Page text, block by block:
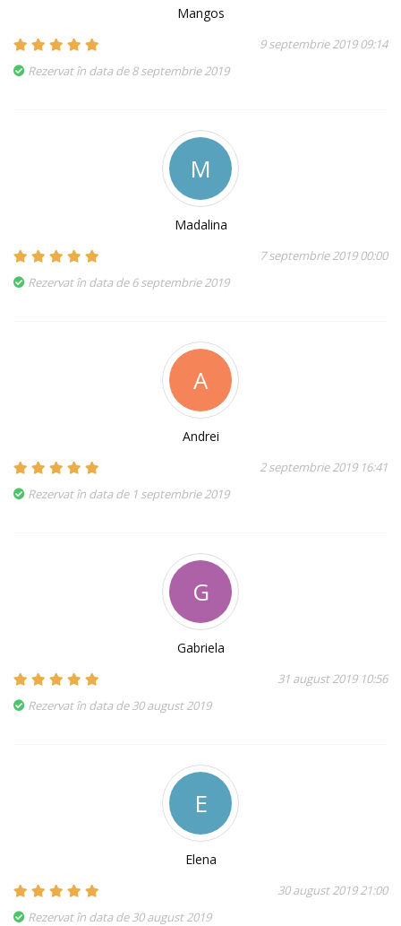
Mangos
9 septembrie 2019 09:14
Rezervat în data de 8 septembrie 2019
M
Madalina
7 septembrie 2019 00:00
Rezervat în data de 6 septembrie 2019
A
Andrei
2 septembrie 2019 16:41
Rezervat în data de 1 septembrie 2019
G
Gabriela
31 august 2019 10:56
Rezervat în data de 30 august 2019
E
Elena
30 august 2019 21:00
Rezervat în data de 30 august 2019